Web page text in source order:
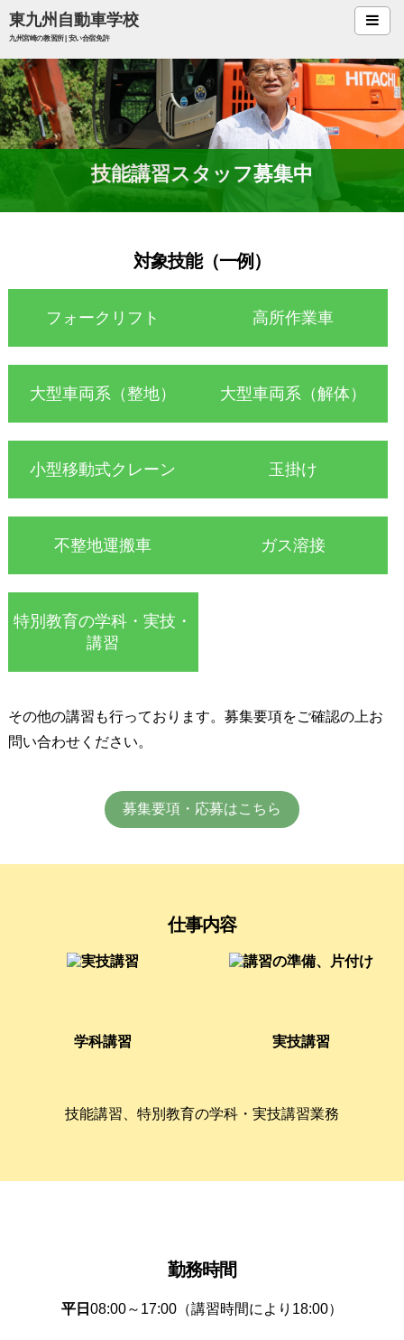
東九州自動車学校
九州宮崎の教習所 | 安い合宿免許
合宿免許
宿泊案内 お食事
会社案内 アクセス
技能講習スタッフ募集中
対象技能（一例）
フォークリフト 高所作業車
大型車両系（整地） 大型車両系（解体）
小型移動式クレーン 玉掛け
不整地運搬車 ガス溶接
特別教育の学科・実技・
講習
その他の講習も行っております。募集要項をご確認の上お
問い合わせください。
募集要項・応募はこちら
仕事内容
学科講習 実技講習
技能講習、特別教育の学科・実技講習業務
勤務時間
平日 08:00～17:00（講習時間により18:00）